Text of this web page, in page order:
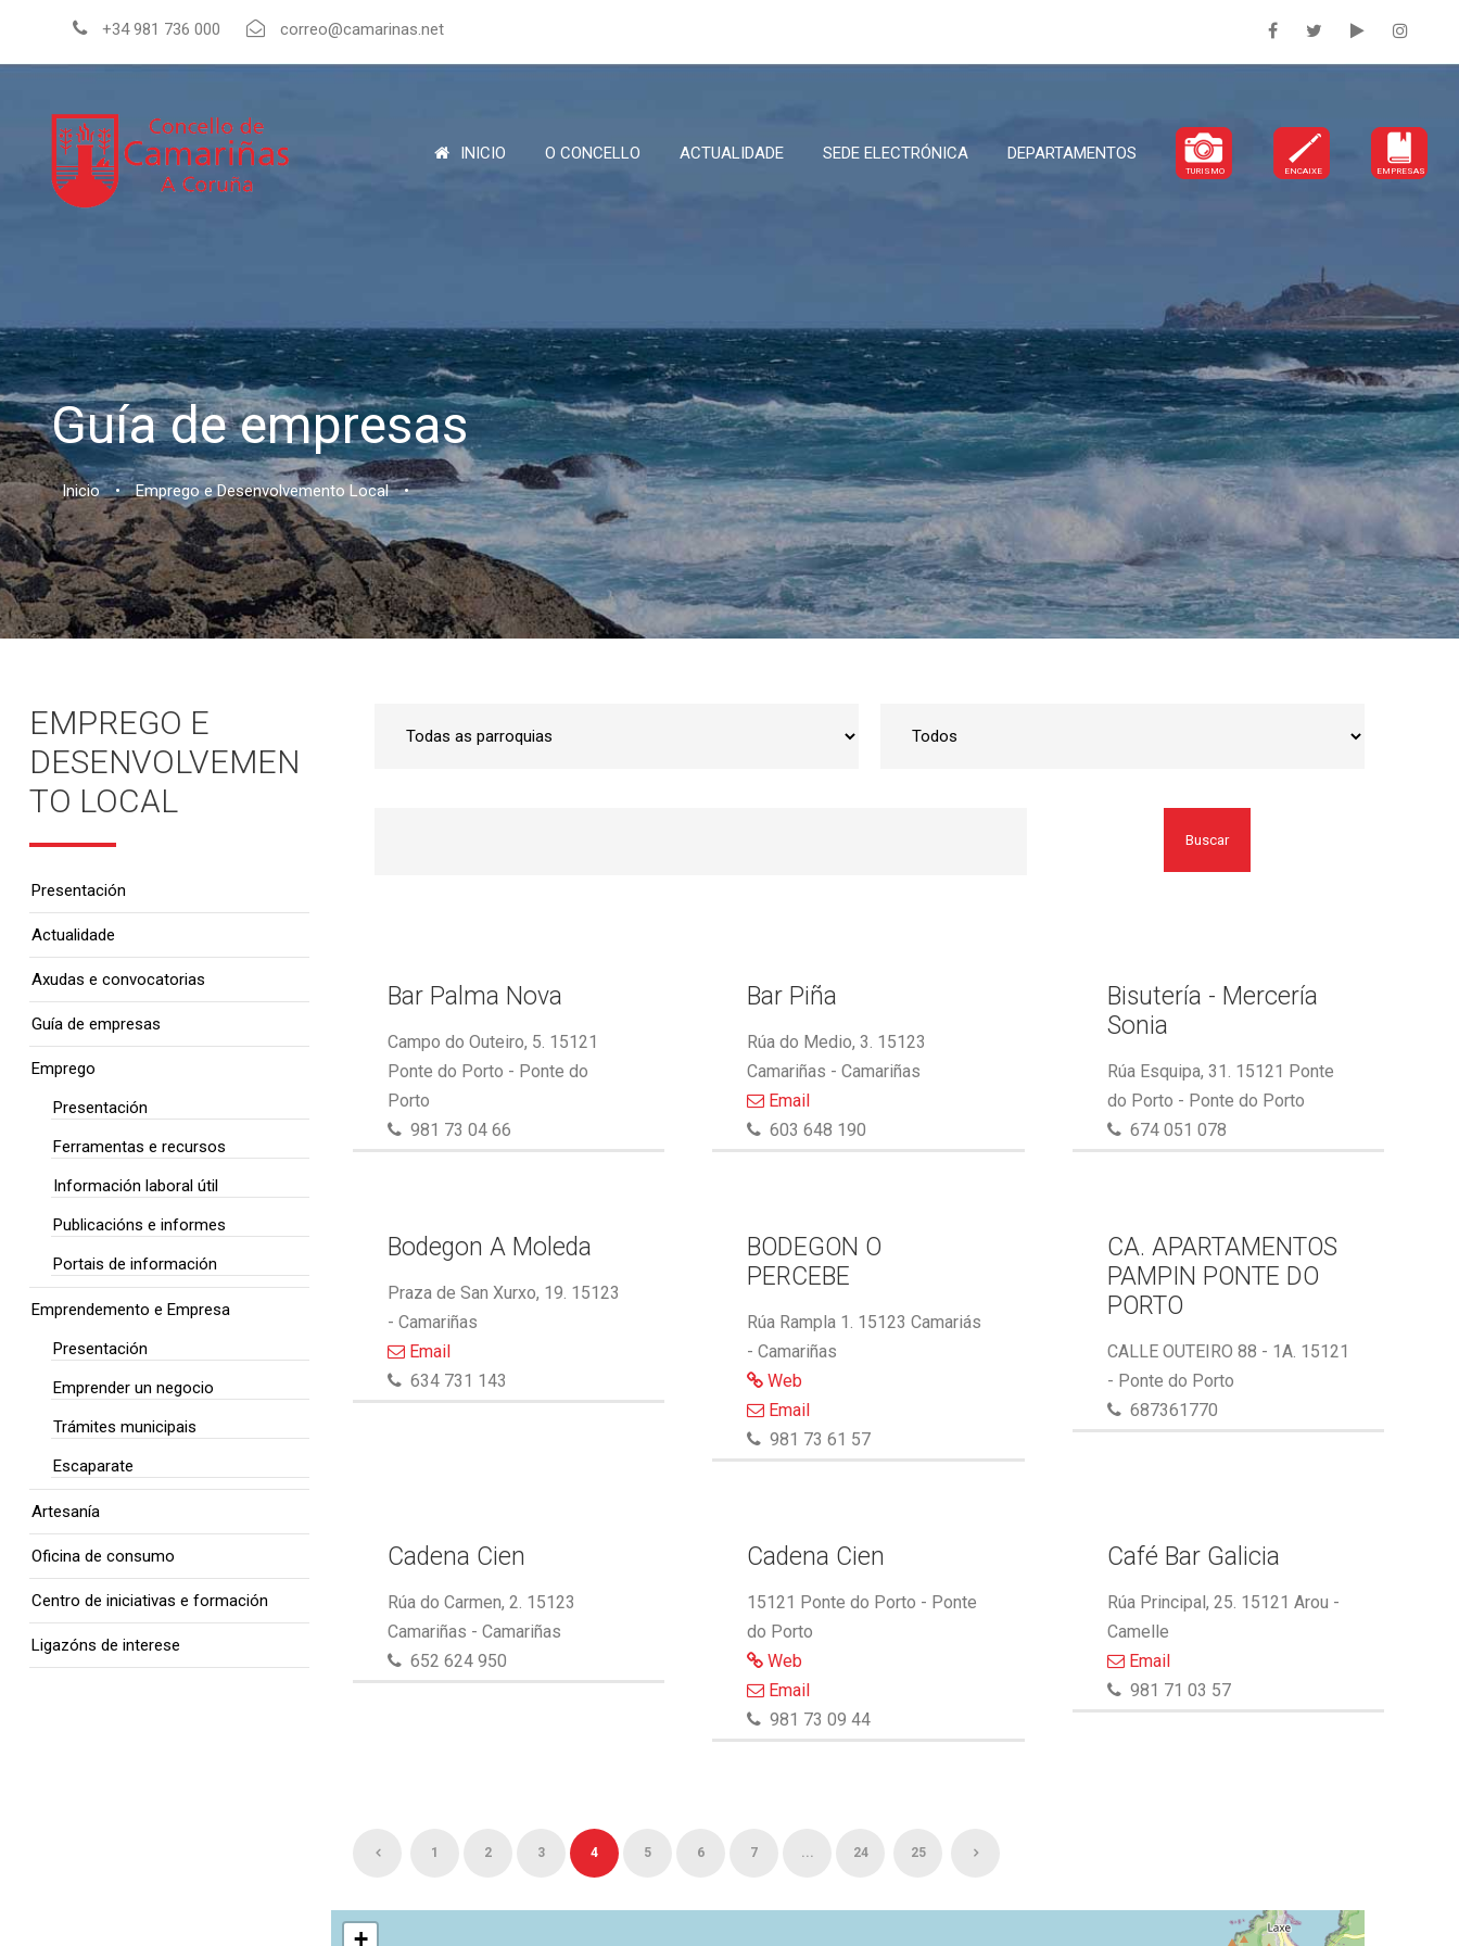
+34 981 736 000 correo@camarinas.net
INICIO O CONCELLO ACTUALIDADE SEDE ELECTRÓNICA DEPARTAMENTOS
TURISMO ENCAIXE EMPRESAS
Guía de empresas
Inicio • Emprego e Desenvolvemento Local •
Buscar
Bar Palma Nova
Campo do Outeiro, 5. 15121
Ponte do Porto - Ponte do
Porto
981 73 04 66
Bar Piña
Rúa do Medio, 3. 15123
Camariñas - Camariñas
Email
603 648 190
Bisutería - Mercería
Sonia
Rúa Esquipa, 31. 15121 Ponte
do Porto - Ponte do Porto
674 051 078
Bodegon A Moleda
Praza de San Xurxo, 19. 15123
- Camariñas
Email
634 731 143
BODEGON O
PERCEBE
Rúa Rampla 1. 15123 Camariás
- Camariñas
Web
Email
981 73 61 57
CA. APARTAMENTOS
PAMPIN PONTE DO
PORTO
CALLE OUTEIRO 88 - 1A. 15121
- Ponte do Porto
687361770
Cadena Cien
Rúa do Carmen, 2. 15123
Camariñas - Camariñas
652 624 950
Cadena Cien
15121 Ponte do Porto - Ponte
do Porto
Web
Email
981 73 09 44
Café Bar Galicia
Rúa Principal, 25. 15121 Arou -
Camelle
Email
981 71 03 57
1 2 3 4 5 6 7 ... 24 25
+
EMPREGO E
DESENVOLVEMEN
TO LOCAL
Presentación
Actualidade
Axudas e convocatorias
Guía de empresas
Emprego
Presentación
Ferramentas e recursos
Información laboral útil
Publicacións e informes
Portais de información
Emprendemento e Empresa
Presentación
Emprender un negocio
Trámites municipais
Escaparate
Artesanía
Oficina de consumo
Centro de iniciativas e formación
Ligazóns de interese